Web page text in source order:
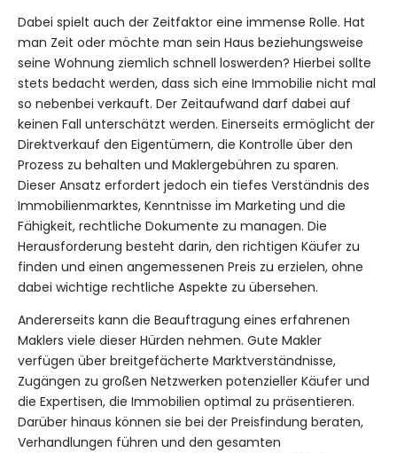
Dabei spielt auch der Zeitfaktor eine immense Rolle. Hat
man Zeit oder möchte man sein Haus beziehungsweise
seine Wohnung ziemlich schnell loswerden? Hierbei sollte
stets bedacht werden, dass sich eine Immobilie nicht mal
so nebenbei verkauft. Der Zeitaufwand darf dabei auf
keinen Fall unterschätzt werden. Einerseits ermöglicht der
Direktverkauf den Eigentümern, die Kontrolle über den
Prozess zu behalten und Maklergebühren zu sparen.
Dieser Ansatz erfordert jedoch ein tiefes Verständnis des
Immobilienmarktes, Kenntnisse im Marketing und die
Fähigkeit, rechtliche Dokumente zu managen. Die
Herausforderung besteht darin, den richtigen Käufer zu
finden und einen angemessenen Preis zu erzielen, ohne
dabei wichtige rechtliche Aspekte zu übersehen.
Andererseits kann die Beauftragung eines erfahrenen
Maklers viele dieser Hürden nehmen. Gute Makler
verfügen über breitgefächerte Marktverständnisse,
Zugängen zu großen Netzwerken potenzieller Käufer und
die Expertisen, die Immobilien optimal zu präsentieren.
Darüber hinaus können sie bei der Preisfindung beraten,
Verhandlungen führen und den gesamten